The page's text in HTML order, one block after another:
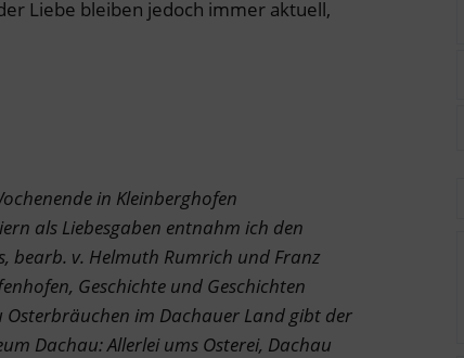
Liebe bleiben jedoch immer aktuell,
in Kleinberghofen
als Liebesgaben entnahm ich den
bearb. v. Helmuth Rumrich und Franz
Geschichte und Geschichten
Osterbräuchen im Dachauer Land gibt der
Dachau: Allerlei ums Osterei, Dachau